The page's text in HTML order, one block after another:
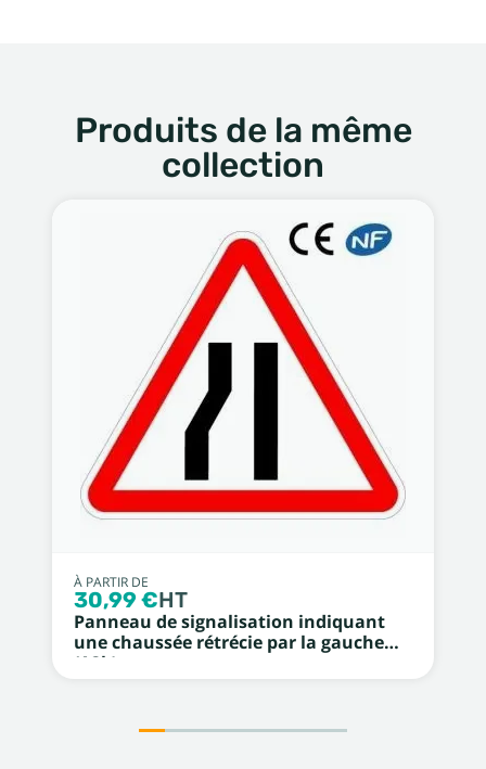
Produits de la même
collection
À PARTIR DE
30,99 €HT
Panneau de signalisation indiquant
une chaussée rétrécie par la gauche
(A3b)